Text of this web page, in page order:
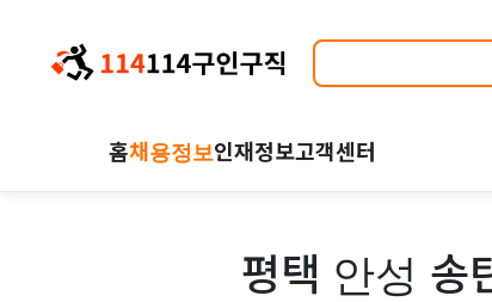
홈채용정보인재정보고객센터
평택 안성 송